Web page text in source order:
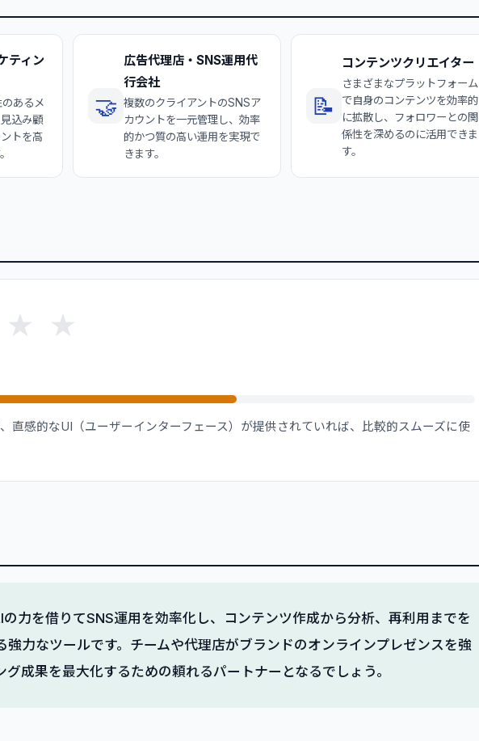
ティン
あるメ
込み顧
トを高
🤝
広告代理店・SNS運用代
行会社
複数のクライアントのSNSア
カウントを一元管理し、効率
的かつ質の高い運用を実現で
きます。
📝
コンテンツクリエイター
さまざまなプラットフォーム
で自身のコンテンツを効率的
に拡散し、フォロワーとの関
係性を深めるのに活用できま
す。
★ ★
直感的なUI（ユーザーインターフェース）が提供されていれば、比較的スムーズに使
力を借りてSNS運用を効率化し、コンテンツ作成から分析、再利用までを
強力なツールです。チームや代理店がブランドのオンラインプレゼンスを強
グ成果を最大化するための頼れるパートナーとなるでしょう。